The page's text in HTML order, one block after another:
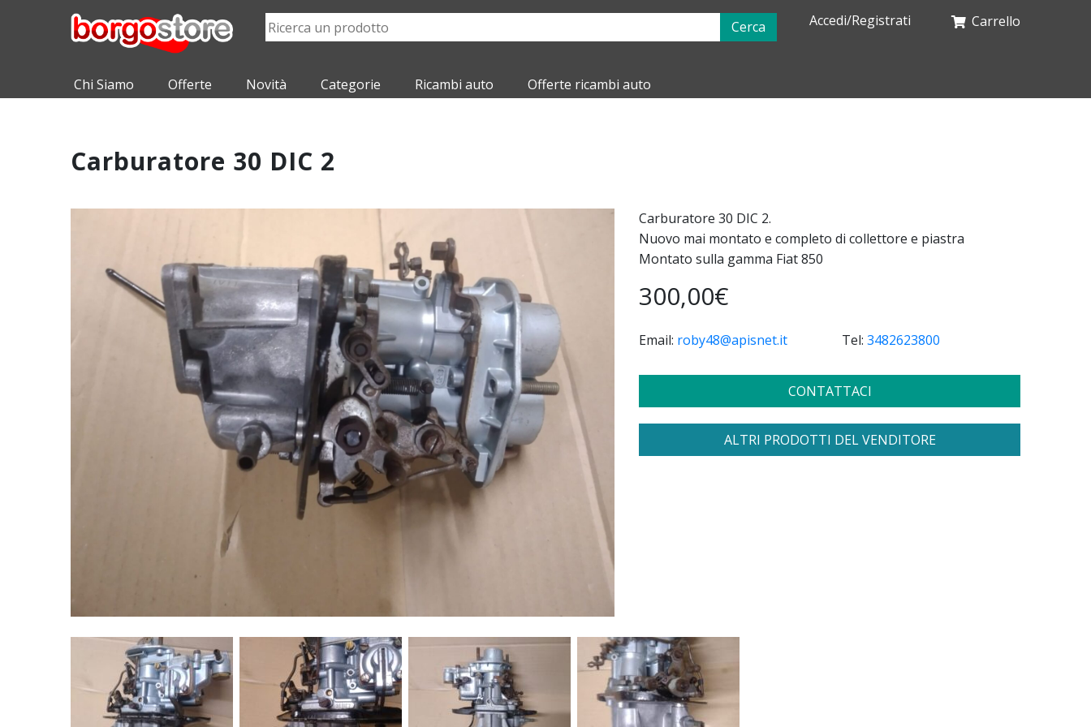
Accedi/Registrati Carrello
Cerca
Chi Siamo Offerte Novità Categorie Ricambi auto Offerte ricambi auto
Carburatore 30 DIC 2
Carburatore 30 DIC 2.
Nuovo mai montato e completo di collettore e piastra
Montato sulla gamma Fiat 850
300,00€
Email: roby48@apisnet.it Tel: 3482623800
CONTATTACI
ALTRI PRODOTTI DEL VENDITORE